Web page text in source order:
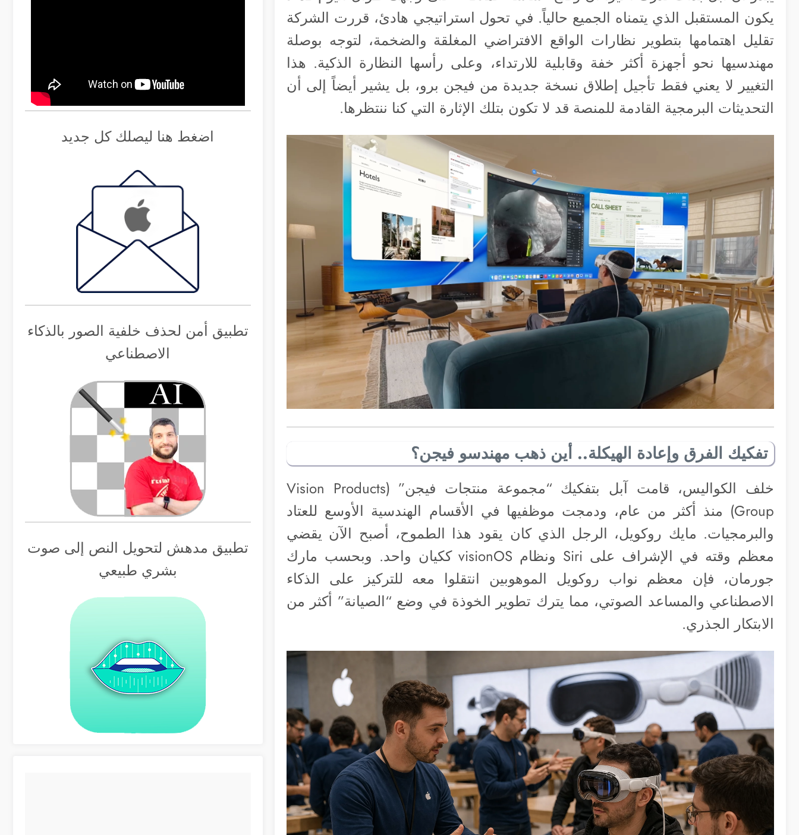
يكون المستقبل الذي يتمناه الجميع حالياً. في تحول استراتيجي هادئ، قررت الشركة
تقليل اهتمامها بتطوير نظارات الواقع الافتراضي المغلقة والضخمة، لتوجه بوصلة
مهندسيها نحو أجهزة أكثر خفة وقابلية للارتداء، وعلى رأسها النظارة الذكية. هذا
التغيير لا يعني فقط تأجيل إطلاق نسخة جديدة من فيجن برو، بل يشير أيضاً إلى أن
التحديثات البرمجية القادمة للمنصة قد لا تكون بتلك الإثارة التي كنا ننتظرها.
تفكيك الفرق وإعادة الهيكلة.. أين ذهب مهندسو فيجن؟
خلف الكواليس، قامت آبل بتفكيك “مجموعة منتجات فيجن” (Vision Products
Group) منذ أكثر من عام، ودمجت موظفيها في الأقسام الهندسية الأوسع للعتاد
والبرمجيات. مايك روكويل، الرجل الذي كان يقود هذا الطموح، أصبح الآن يقضي
معظم وقته في الإشراف على Siri ونظام visionOS ككيان واحد. وبحسب مارك
جورمان، فإن معظم نواب روكويل الموهوبين انتقلوا معه للتركيز على الذكاء
الاصطناعي والمساعد الصوتي، مما يترك تطوير الخوذة في وضع “الصيانة” أكثر من
الابتكار الجذري.
اضغط هنا ليصلك كل جديد
تطبيق أمن لحذف خلفية الصور بالذكاء
الاصطناعي
تطبيق مدهش لتحويل النص إلى صوت
بشري طبيعي